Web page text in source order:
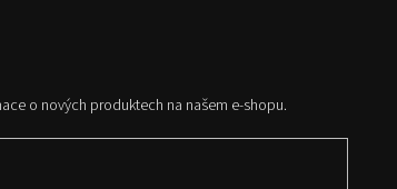
o nových produktech na našem e-shopu.